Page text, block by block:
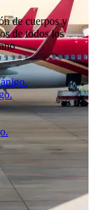
de cuerpos y
de todos los